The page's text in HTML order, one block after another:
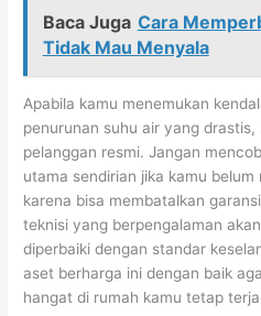
Baca Juga Cara
Tidak Mau Menyala
Apabila kamu menemukan
penurunan suhu air yang
pelanggan resmi. Jangan
utama sendirian jika kamu belum
karena bisa membatalkan
teknisi yang berpengalaman
diperbaiki dengan standar
aset berharga ini dengan baik
hangat di rumah kamu tetap